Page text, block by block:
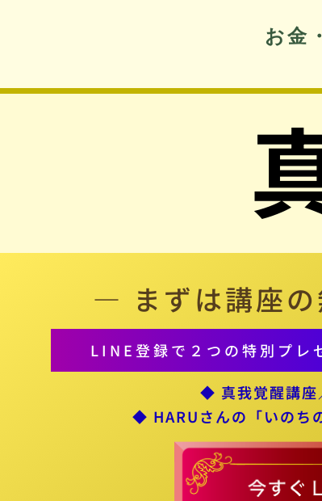
お金
— まずは講座の
LINE登録で２つの特別プレ
◆ 真我覚醒講座
◆ HARUさんの「いのち